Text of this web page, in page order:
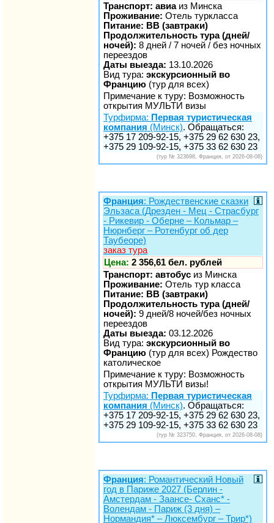
Транспорт: авиаиз Минска
Проживание: Отель туркласса
Питание: BB (завтраки)
Продолжительность тура (дней/
ночей): 8 дней / 7 ночей / без ночных
переездов
Даты выезда: 13.10.2026
Вид тура: экскурсионный во
Францию (тур для всех)
Примечание к туру: Возможность
открытия МУЛЬТИ визы
Турфирма: Первая туристическая
компания (Минск). Обращаться:
+375 17 209-92-15, +375 29 62 630 23,
+375 29 109-92-15, +375 33 62 630 23
(тур № 323698, Франция, от 2026-08-08)
Франция: Рождественские сказки
Эльзаса (Дрезден - Мец - Страсбург
- Рикевир - Оберне – Кольмар –
Нюрнберг – Ротенбург об дер
Таубеоре)
заказ тура
Цена: 2 356,61 бел. рублей
Транспорт: автобус из Минска
Проживание: Отель тур класса
Питание: BB (завтраки)
Продолжительность тура (дней/
ночей): 9 дней/8 ночей/без ночных
переездов
Даты выезда: 03.12.2026
Вид тура: экскурсионный во
Францию (тур для всех) Рождество
католическое
Примечание к туру: Возможность
открытия МУЛЬТИ визы!
Турфирма: Первая туристическая
компания (Минск). Обращаться:
+375 17 209-92-15, +375 29 62 630 23,
+375 29 109-92-15, +375 33 62 630 23
(тур № 323750, Франция, от 2026-08-08)
Франция: Романтический Новый
год в Париже 2027 (Берлин -
Амстердам - Заансе- Сханс* -
Волендам - Париж (3 дня) –
Нормандия* – Люксембург – Трир*)